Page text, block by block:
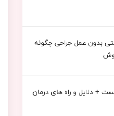
بدون عمل جراحی چگونه
+ دلایل و راه های درمان